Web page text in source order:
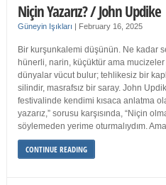
Niçin Yazarız? / John Updike
Güneyin Işıkları | February 16, 2025
Bir kurşunkalemi düşünün. Ne kadar
hünerli, narin, küçüktür ama
dünyalar vücut bulur; tehlikesiz bir
silindir, masrafsız bir saray. John
festivalinde kendimi kısaca anlatma
yazarız,” sorusu karşısında, “Niçin
söylemeden yerime oturmalıydım.
CONTINUE READING